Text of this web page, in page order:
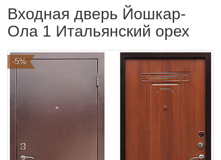
Входная дверь Йошкар-
Ола 1 Итальянский орех
-5%